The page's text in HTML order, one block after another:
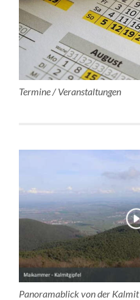
Termine / Veranstaltungen
Panoramablick von der Kalmit